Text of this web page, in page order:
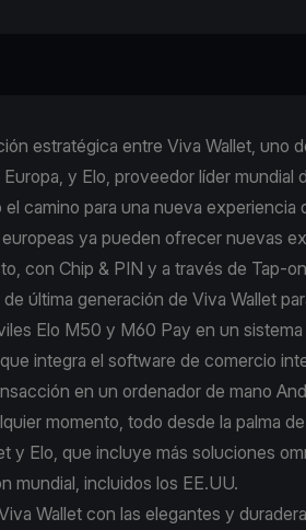
estratégica entre Viva Wallet, uno
y Elo, proveedor líder mundial
camino para una nueva experiencia
ya pueden ofrecer nuevas
con Chip & PIN y a través de Tap-
última generación de Viva Wallet
Elo M50 y M60 Pay en un
integra el software de comercio
en un ordenador de mano
momento, todo desde la palma
y Elo, que incluye más soluciones
mundial, incluidos los EE.UU.
Wallet con las elegantes y